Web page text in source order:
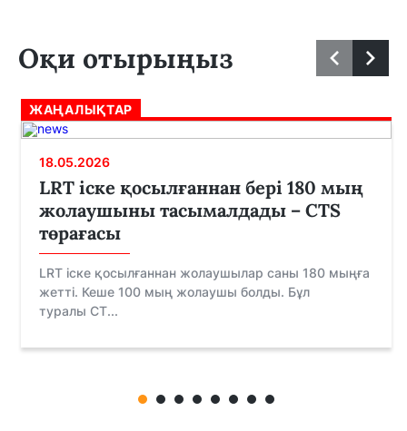
Оқи отырыңыз
ЖАҢАЛЫҚТАР
18.05.2026
LRT іске қосылғаннан бері 180 мың
жолаушыны тасымалдады – CTS
төрағасы
LRT іске қосылғаннан жолаушылар саны 180 мыңға
жетті. Кеше 100 мың жолаушы болды. Бұл
туралы CT...